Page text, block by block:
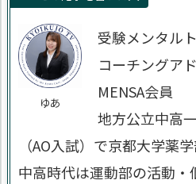
ゆあ
受験メンタル
コーチングア
MENSA会員
地方公立中高
（AO入試）で京都大学薬
中高時代は運動部の活動